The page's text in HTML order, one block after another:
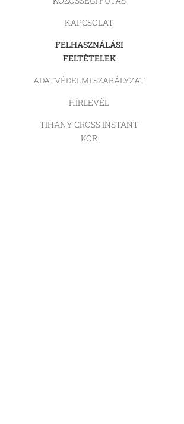
KAPCSOLAT
FELHASZNÁLÁSI
FELTÉTELEK
ADATVÉDELMI SZABÁLYZAT
HÍRLEVÉL
TIHANY CROSS INSTANT
KÖR